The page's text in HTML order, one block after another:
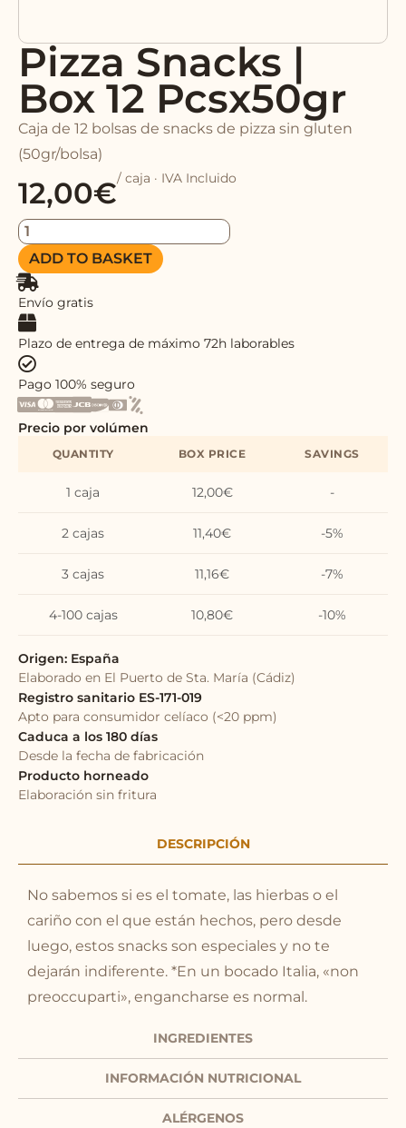
Pizza Snacks |
Box 12 Pcsx50gr
Caja de 12 bolsas de snacks de pizza sin gluten
(50gr/bolsa)
12,00€/ caja · IVA Incluido
Pizza
Snacks
|
Box
12
Pcsx50gr
quantity
ADD TO BASKET
Envío gratis
Plazo de entrega de máximo 72h laborables
Pago 100% seguro
Precio por volúmen
QUANTITY BOX PRICE SAVINGS
1 caja 12,00€ -
2 cajas 11,40€ -5%
3 cajas 11,16€ -7%
4-100 cajas 10,80€ -10%
Origen: España
Elaborado en El Puerto de Sta. María (Cádiz)
Registro sanitario ES-171-019
Apto para consumidor celíaco (<20 ppm)
Caduca a los 180 días
Desde la fecha de fabricación
Producto horneado
Elaboración sin fritura
DESCRIPCIÓN
INGREDIENTES
INFORMACIÓN NUTRICIONAL
ALÉRGENOS
No sabemos si es el tomate, las hierbas o el
cariño con el que están hechos, pero desde
luego, estos snacks son especiales y no te
dejarán indiferente. *En un bocado Italia, «non
preoccuparti», engancharse es normal.